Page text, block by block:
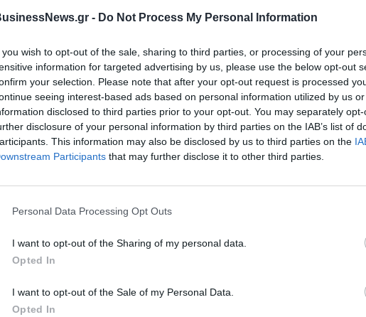
- Do Not Process My Personal Information
you wish to opt-out of the sale, sharing to third parties, or processing of your
information for targeted advertising by us, please use the below opt-out
your selection. Please note that after your opt-out request is processed
seeing interest-based ads based on personal information utilized by us
disclosed to third parties prior to your opt-out. You may separately
disclosure of your personal information by third parties on the IAB’s list of
This information may also be disclosed by us to third parties on the
Participants that may further disclose it to other third parties.
Personal Data Processing Opt Outs
I want to opt-out of the Sharing of my personal data.
Opted In
I want to opt-out of the Sale of my Personal Data.
Opted In